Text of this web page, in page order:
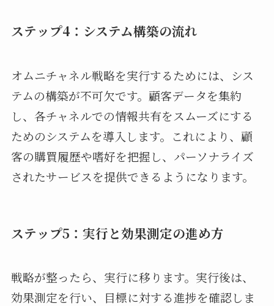
ステップ4：システム構築の流れ
オムニチャネル戦略を実行するためには、シス
テムの構築が不可欠です。顧客データを集約
し、各チャネルでの情報共有をスムーズにする
ためのシステムを導入します。これにより、顧
客の購買履歴や嗜好を把握し、パーソナライズ
されたサービスを提供できるようになります。
ステップ5：実行と効果測定の進め方
戦略が整ったら、実行に移ります。実行後は、
効果測定を行い、目標に対する進捗を確認しま